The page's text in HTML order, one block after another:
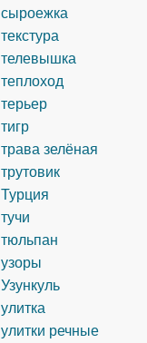
сыроежка
текстура
телевышка
теплоход
терьер
тигр
трава зелёная
трутовик
Турция
тучи
тюльпан
узоры
Узункуль
улитка
улитки речные